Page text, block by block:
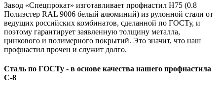
Завод «Спецпрокат» изготавливает профнастил Н75 (0.8
Полиэстер RAL 9006 белый алюминий) из рулонной стали от
ведущих российских комбинатов, сделанной по ГОСТу, и
поэтому гарантирует заявленную толщину металла,
цинкового и полимерного покрытий. Это значит, что наш
профнастил прочен и служит долго.
Сталь по ГОСТу - в основе качества нашего профнастила
C-8